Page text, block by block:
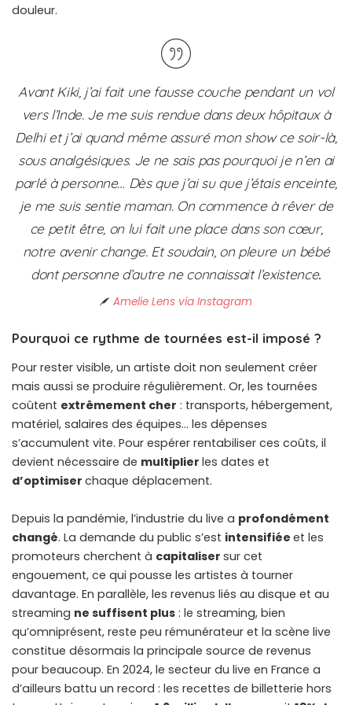
douleur.
Avant Kiki, j’ai fait une fausse couche pendant un vol
vers l’Inde. Je me suis rendue dans deux hôpitaux à
Delhi et j’ai quand même assuré mon show ce soir-là,
sous analgésiques. Je ne sais pas pourquoi je n’en ai
parlé à personne… Dès que j’ai su que j’étais enceinte,
je me suis sentie maman. On commence à rêver de
ce petit être, on lui fait une place dans son cœur,
notre avenir change. Et soudain, on pleure un bébé
dont personne d’autre ne connaissait l’existence.
Amelie Lens via Instagram
Pourquoi ce rythme de tournées est-il imposé ?
Pour rester visible, un artiste doit non seulement créer
mais aussi se produire régulièrement. Or, les tournées
coûtent extrêmement cher : transports, hébergement,
matériel, salaires des équipes… les dépenses
s’accumulent vite. Pour espérer rentabiliser ces coûts, il
devient nécessaire de multiplier les dates et
d’optimiser chaque déplacement.
Depuis la pandémie, l’industrie du live a profondément
changé. La demande du public s’est intensifiée et les
promoteurs cherchent à capitaliser sur cet
engouement, ce qui pousse les artistes à tourner
davantage. En parallèle, les revenus liés au disque et au
streaming ne suffisent plus : le streaming, bien
qu’omniprésent, reste peu rémunérateur et la scène live
constitue désormais la principale source de revenus
pour beaucoup. En 2024, le secteur du live en France a
d’ailleurs battu un record : les recettes de billetterie hors